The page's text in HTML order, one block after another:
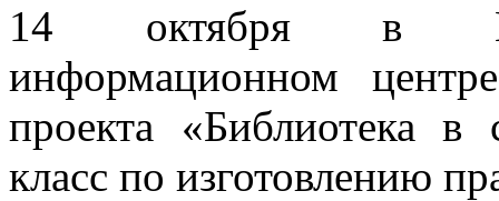
14 октября в
информационном
проекта «Библиотека
класс по изготовлению